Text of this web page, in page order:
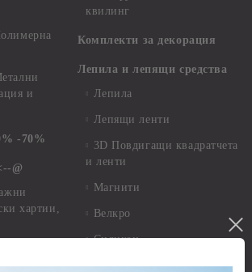
и
-70%
@
хартии,
квилинг
Комплекти за декорация
Лепила и лепящи средства
Лепила
Лепящи ленти
3D Повдигащи квадратчета
и ленти
Магнити
Велкро
Силикон
Фото ъгли